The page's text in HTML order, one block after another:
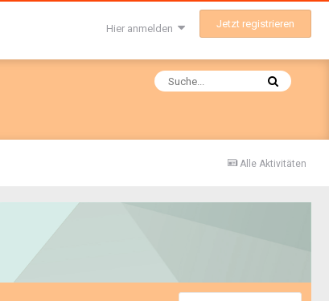
Hier anmelden Jetzt registrieren
Alle Aktivitäten